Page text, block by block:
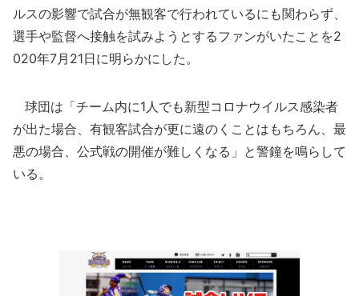
ルスの影響で試合が無観客で行われているにも関わらず、
選手や監督へ接触を試みようとするファンがいたことを2
020年7月21日に明らかにした。
球団は「チーム内に1人でも新型コロナウイルス感染者
が出た場合、有観客試合が更に遠のくことはもちろん、最
悪の場合、公式戦の開催が難しくなる」と警鐘を鳴らして
いる。